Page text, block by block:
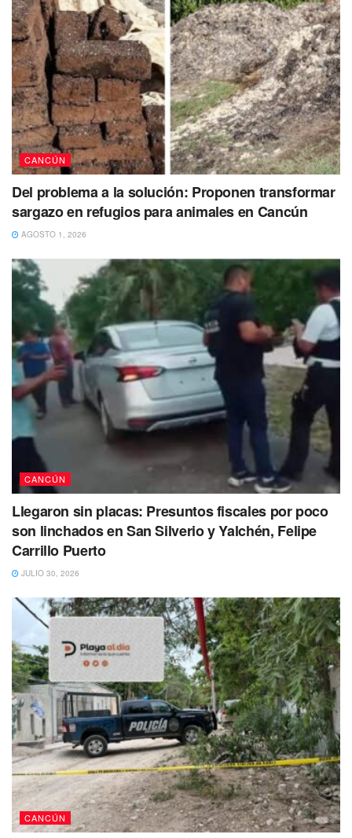
CANCÚN
Del problema a la solución: Proponen transformar
sargazo en refugios para animales en Cancún
AGOSTO 1, 2026
CANCÚN
Llegaron sin placas: Presuntos fiscales por poco
son linchados en San Silverio y Yalchén, Felipe
Carrillo Puerto
JULIO 30, 2026
CANCÚN